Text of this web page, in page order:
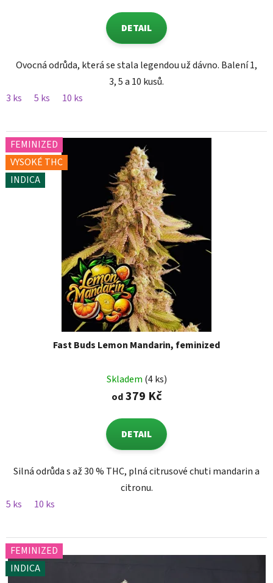
DETAIL
Ovocná odrůda, která se stala legendou už dávno. Balení 1,
3, 5 a 10 kusů.
3 ks
5 ks 10 ks
FEMINIZED
VYSOKÉ THC
INDICA
Fast Buds Lemon Mandarin, feminized
Skladem (4 ks)
od379 Kč
DETAIL
Silná odrůda s až 30 % THC, plná citrusové chuti mandarin a
citronu.
5 ks
10 ks
FEMINIZED
INDICA